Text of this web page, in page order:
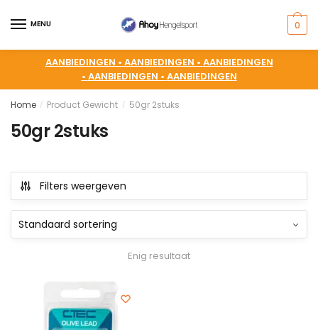
MENU 0
AANBIEDINGEN • AANBIEDINGEN • AANBIEDINGEN
• AANBIEDINGEN • AANBIEDINGEN
Home / Product Gewicht / 50gr 2stuks
50gr 2stuks
Filters weergeven
Enig resultaat